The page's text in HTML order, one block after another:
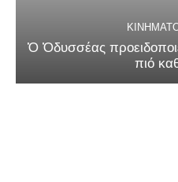
Ὁ Ὀδυσσέας
πιό